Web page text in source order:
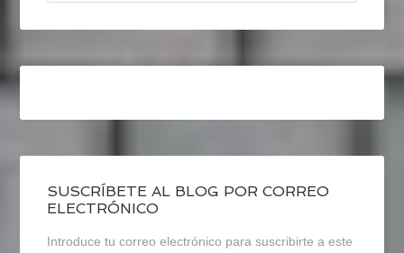
SUSCRÍBETE AL BLOG POR CORREO
ELECTRÓNICO
Introduce tu correo electrónico para suscribirte a este